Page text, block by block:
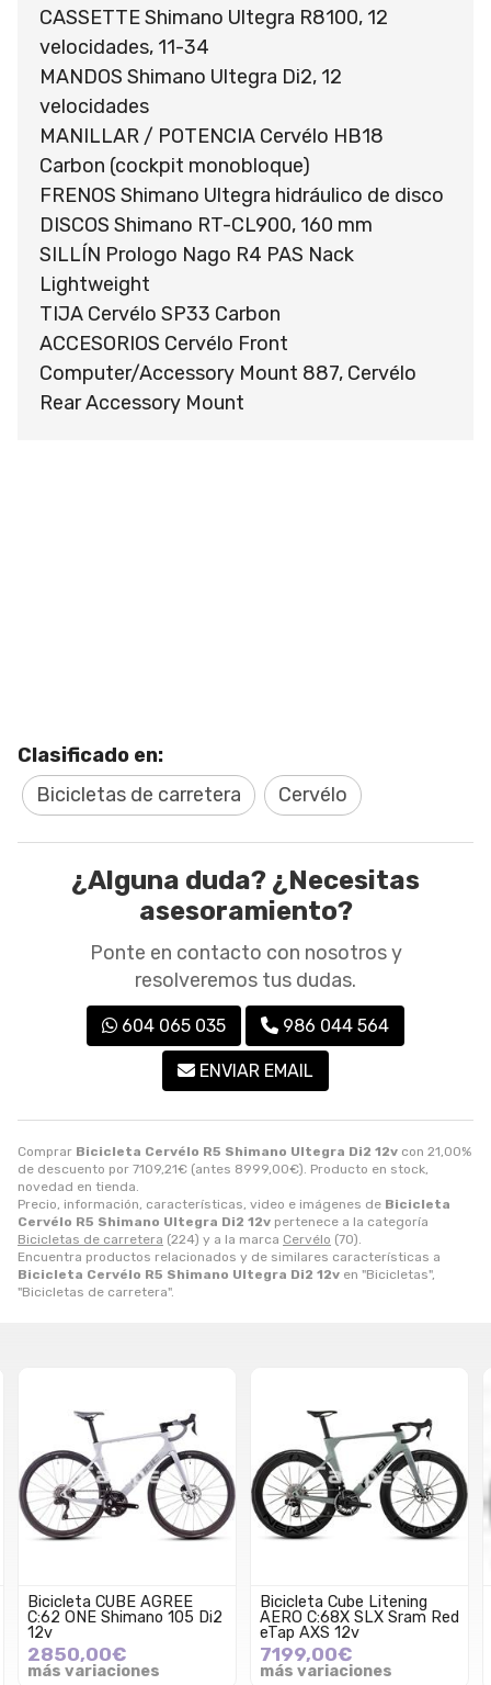
Comprar Bicicleta Cervélo R5 Shimano Ultegra Di2 12v con 21,00%
de descuento por 7109,21€ (antes 8999,00€). Producto en stock,
novedad en tienda.
Precio, información, características, video e imágenes de Bicicleta
Cervélo R5 Shimano Ultegra Di2 12v pertenece a la categoría
Bicicletas de carretera (224) y a la marca Cervélo (70).
Encuentra productos relacionados y de similares características a
Bicicleta Cervélo R5 Shimano Ultegra Di2 12v en "Bicicletas",
"Bicicletas de carretera".
CASSETTE Shimano Ultegra R8100, 12
velocidades, 11-34
MANDOS Shimano Ultegra Di2, 12
velocidades
MANILLAR / POTENCIA Cervélo HB18
Carbon (cockpit monobloque)
FRENOS Shimano Ultegra hidráulico de disco
DISCOS Shimano RT-CL900, 160 mm
SILLÍN Prologo Nago R4 PAS Nack
Lightweight
TIJA Cervélo SP33 Carbon
ACCESORIOS Cervélo Front
Computer/Accessory Mount 887, Cervélo
Rear Accessory Mount
Clasificado en:
Bicicletas de carretera
Cervélo
¿Alguna duda? ¿Necesitas
asesoramiento?
Ponte en contacto con nosotros y
resolveremos tus dudas.
604 065 035 986 044 564
ENVIAR EMAIL
Bicicleta CUBE AGREE
C:62 ONE Shimano 105 Di2
12v
2850,00€
más variaciones
Bicicleta Cube Litening
AERO C:68X SLX Sram Red
eTap AXS 12v
7199,00€
más variaciones